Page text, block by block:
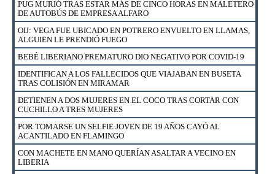
PUG MURIÓ TRAS ESTAR MÁS DE CINCO HORAS EN MALETERO
DE AUTOBÚS DE EMPRESA ALFARO
OIJ: VEGA FUE UBICADO EN POTRERO ENVUELTO EN LLAMAS,
ALGUIEN LE PRENDIÓ FUEGO
BEBÉ LIBERIANO PREMATURO DIO NEGATIVO POR COVID-19
IDENTIFICAN A LOS FALLECIDOS QUE VIAJABAN EN BUSETA
TRAS COLISIÓN EN MIRAMAR
DETIENEN A DOS MUJERES EN EL COCO TRAS CORTAR CON
CUCHILLO A TRES MUJERES
POR TOMARSE UN SELFIE JOVEN DE 19 AÑOS CAYÓ AL
ACANTILADO EN FLAMINGO
CON MACHETE EN MANO QUERÍAN ASALTAR A VECINO EN
LIBERIA